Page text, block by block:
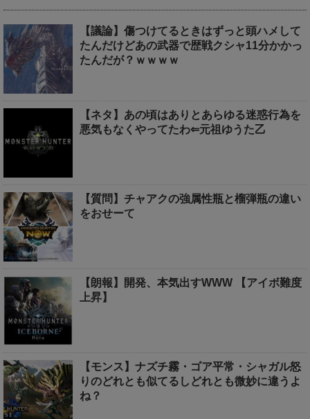
【議論】傷つけてるときはずっと頭ハメして
たんだけどあの武器で歴戦クシャ11分かかっ
たんだが？ｗｗｗｗ
【ネタ】あの頃はありとあらゆる迷惑行為を
悪気もなくやってたわ⇐元祖ゆうた乙
【質問】チャアクの強属性瓶と榴弾瓶の違い
をおせーて
【朗報】開発、本気出すWWW 【アイボ難度
上昇】
【モンス】ナズチ霧・ゴア平常・シャガル怒
りのどれとも似てるしどれとも微妙に違うよ
ね？